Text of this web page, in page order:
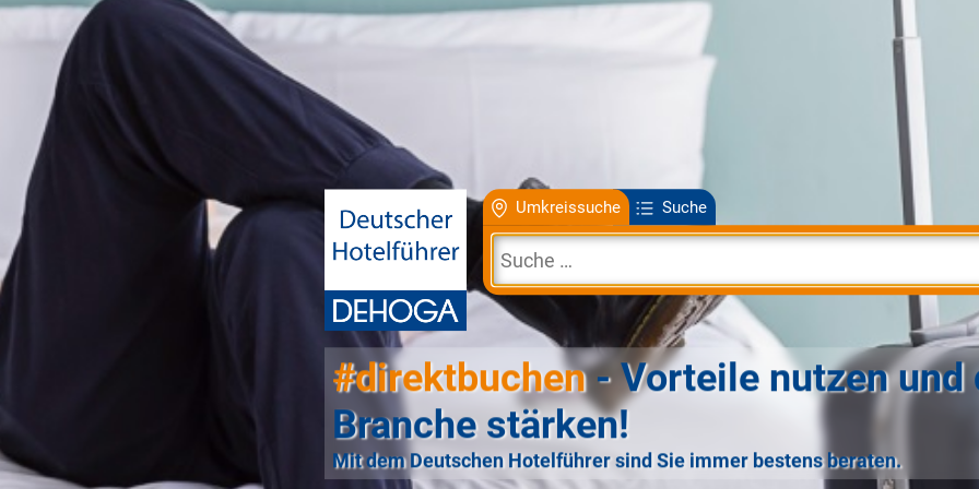
Umkreissuche Suche
#direktbuchen- Vorteile nutzen und
Branche stärken!
Mit dem Deutschen Hotelführer sind Sie immer bestens beraten.